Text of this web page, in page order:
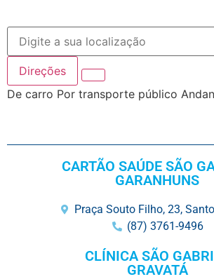
Direções
De carro Por transporte público
CARTÃO SAÚDE SÃO
GARANHUNS
Praça Souto Filho, 23,
(87) 3761-9496
CLÍNICA SÃO
GRAVATÁ